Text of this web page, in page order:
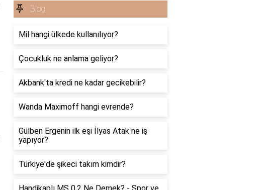
Blog
Mil hangi ülkede kullanılıyor?
Çocukluk ne anlama geliyor?
Akbank'ta kredi ne kadar gecikebilir?
Wanda Maximoff hangi evrende?
Gülben Ergenin ilk eşi İlyas Atak ne iş
yapıyor?
Türkiye'de şikeci takım kimdir?